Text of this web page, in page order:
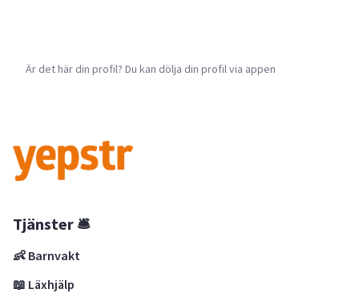
Är det här din profil? Du kan dölja din profil via appen
Tjänster 🛎
👶 Barnvakt
📖 Läxhjälp